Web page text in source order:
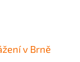
v Brně